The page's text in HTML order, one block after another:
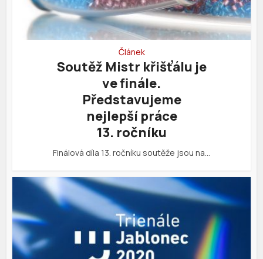
Článek
Soutěž Mistr křišťálu je
ve finále.
Představujeme
nejlepší práce
13. ročníku
Finálová díla 13. ročníku soutěže jsou na…